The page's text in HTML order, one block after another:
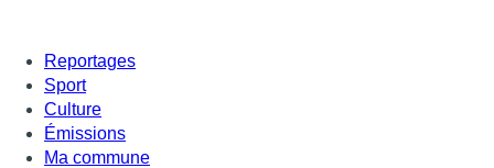
Reportages
Sport
Culture
Émissions
Ma commune